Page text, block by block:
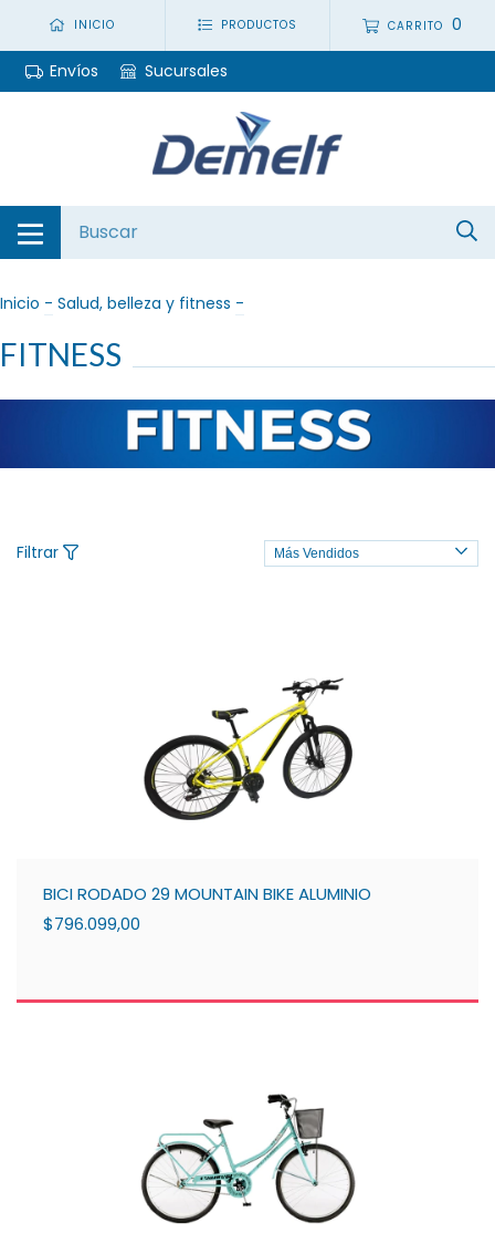
INICIO PRODUCTOS CARRITO 0
Envíos Sucursales
Inicio - Salud, belleza y fitness -
FITNESS
Filtrar
BICI RODADO 29 MOUNTAIN BIKE ALUMINIO
$796.099,00